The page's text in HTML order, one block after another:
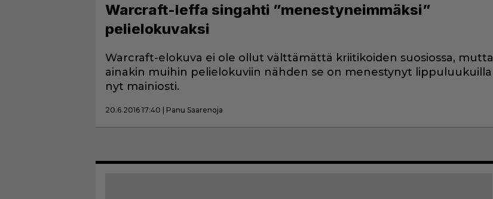
Warcraft-leffa singahti ”menestyneimmäksi”
pelielokuvaksi
Warcraft-elokuva ei ole ollut välttämättä kriitikoiden suosiossa, mutta
ainakin muihin pelielokuviin nähden se on menestynyt lippuluukuilla
nyt mainiosti.
20.6.2016 17:40 | Panu Saarenoja